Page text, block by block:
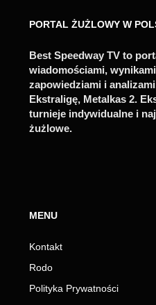
PORTAL ŻUŻLOWY W
Best Speedway TV to
wiadomościami,
zapowiedziami i
Ekstraligę, Metalkas 2.
turnieje indywidualne i
żużlowe.
MENU
Kontakt
Rodo
Polityka Prywatności